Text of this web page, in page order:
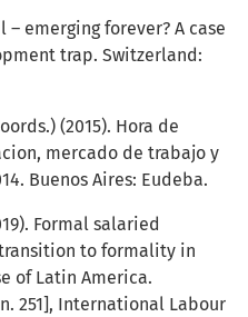
– emerging forever? A case
trap. Switzerland:
(2015). Hora de
mercado de trabajo y
Buenos Aires: Eudeba.
Formal salaried
to formality in
of Latin America.
251], International Labour